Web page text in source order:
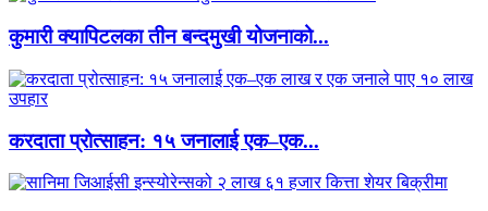
कुमारी क्यापिटलका तीन बन्दमुखी योजनाको...
करदाता प्रोत्साहन: १५ जनालाई एक–एक...